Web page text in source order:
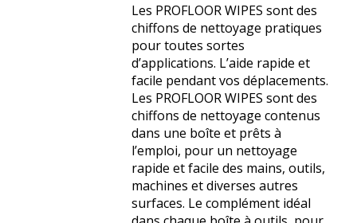
Les PROFLOOR WIPES sont des
chiffons de nettoyage pratiques
pour toutes sortes
d’applications. L’aide rapide et
facile pendant vos déplacements.
Les PROFLOOR WIPES sont des
chiffons de nettoyage contenus
dans une boîte et prêts à
l’emploi, pour un nettoyage
rapide et facile des mains, outils,
machines et diverses autres
surfaces. Le complément idéal